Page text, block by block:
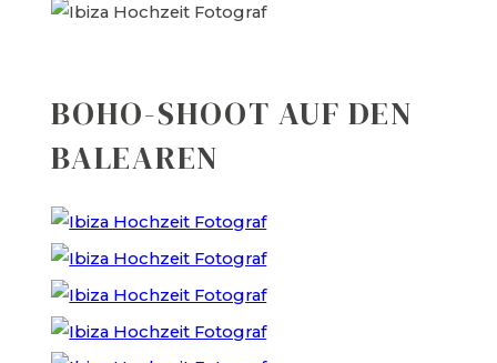
BOHO-SHOOT AUF DEN
BALEAREN